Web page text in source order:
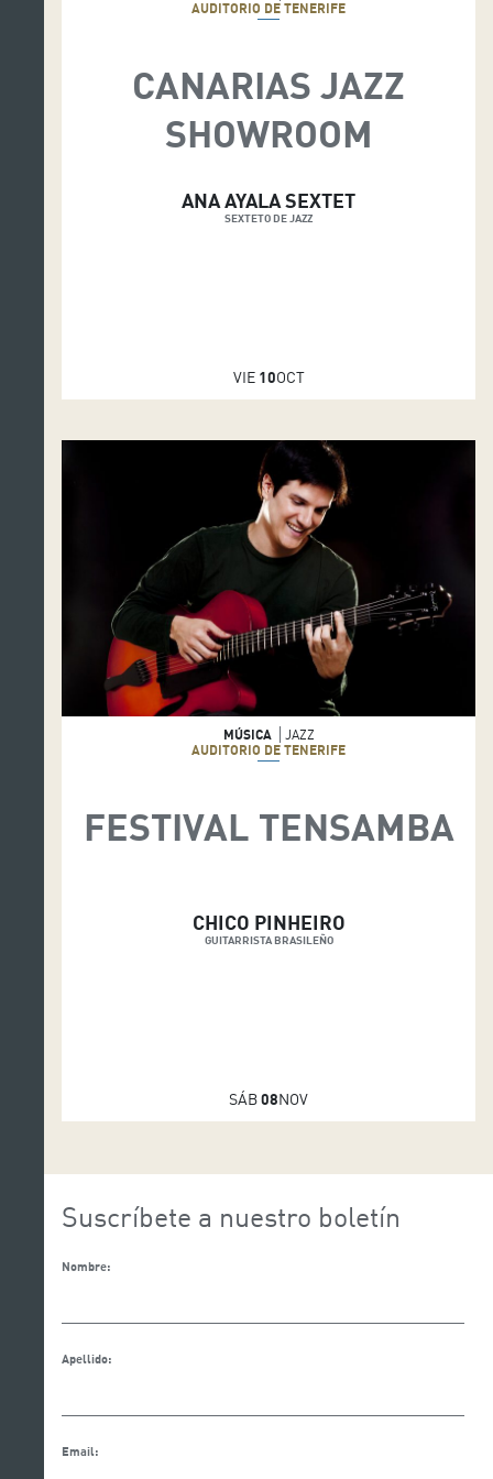
AUDITORIO DE TENERIFE
CANARIAS JAZZ
SHOWROOM
ANA AYALA SEXTET
SEXTETO DE JAZZ
VIE 10OCT
MÚSICA
JAZZ
AUDITORIO DE TENERIFE
FESTIVAL TENSAMBA
CHICO PINHEIRO
GUITARRISTA BRASILEÑO
SÁB08NOV
Suscríbete a nuestro boletín
Nombre:
Apellido:
Email: